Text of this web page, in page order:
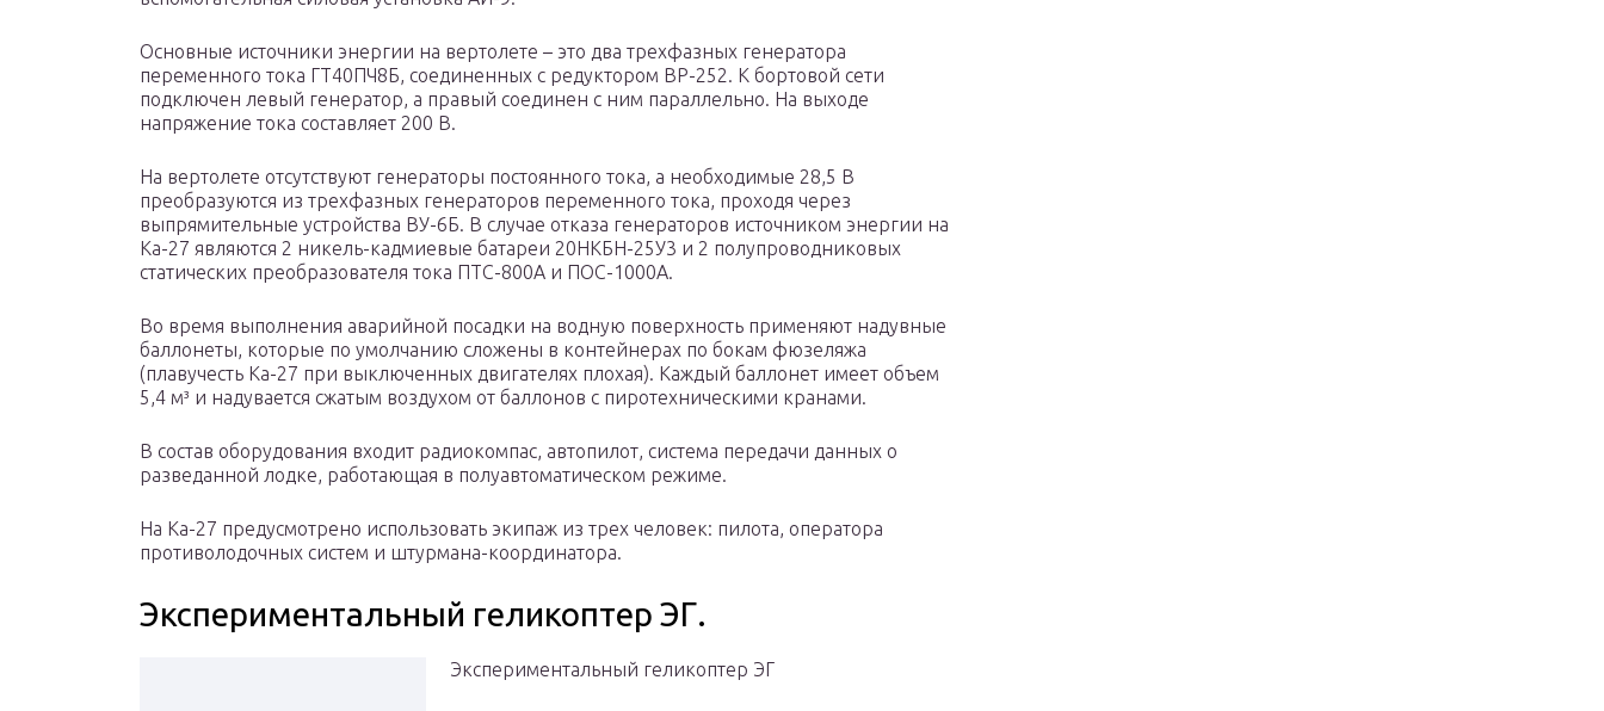
Основные источники энергии на вертолете – это два трехфазных генератора
переменного тока ГТ40ПЧ8Б, соединенных с редуктором ВР-252. К бортовой сети
подключен левый генератор, а правый соединен с ним параллельно. На выходе
напряжение тока составляет 200 В.
На вертолете отсутствуют генераторы постоянного тока, а необходимые 28,5 В
преобразуются из трехфазных генераторов переменного тока, проходя через
выпрямительные устройства ВУ-6Б. В случае отказа генераторов источником энергии на
Ка-27 являются 2 никель-кадмиевые батареи 20НКБН-25У3 и 2 полупроводниковых
статических преобразователя тока ПТС-800А и ПОС-1000А.
Во время выполнения аварийной посадки на водную поверхность применяют надувные
баллонеты, которые по умолчанию сложены в контейнерах по бокам фюзеляжа
(плавучесть Ка-27 при выключенных двигателях плохая). Каждый баллонет имеет объем
5,4 м³ и надувается сжатым воздухом от баллонов с пиротехническими кранами.
В состав оборудования входит радиокомпас, автопилот, система передачи данных о
разведанной лодке, работающая в полуавтоматическом режиме.
На Ка-27 предусмотрено использовать экипаж из трех человек: пилота, оператора
противолодочных систем и штурмана-координатора.
Экспериментальный геликоптер ЭГ.
Экспериментальный геликоптер ЭГ